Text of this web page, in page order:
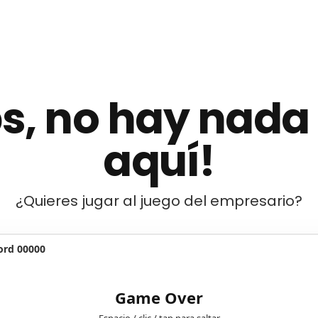
no hay
aquí!
¿Quieres jugar al juego del empresario?